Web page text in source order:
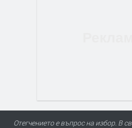
Отегчението е въпрос на избор. В